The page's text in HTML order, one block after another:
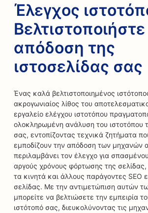
Έλεγχος
απόδοση της
ιστοσελίδας σας
Ένας καλά βελτιστοποιημένος
ακρογωνιαίος λίθος του
εργαλείο ελέγχου ιστοτόπου
ολοκληρωμένη ανάλυση του ιστοτόπου
σας, εντοπίζοντας τεχνικά ζητήματα
εμποδίζουν την απόδοση των μηχανών
περιλαμβάνει τον έλεγχο για
αργούς χρόνους φόρτωσης της σελίδας,
τα κινητά και άλλους παράγοντες SEO
σελίδας. Με την αντιμετώπιση αυτών
μπορείτε να βελτιώσετε την εμπειρία
ιστότοπό σας, διευκολύνοντας τις